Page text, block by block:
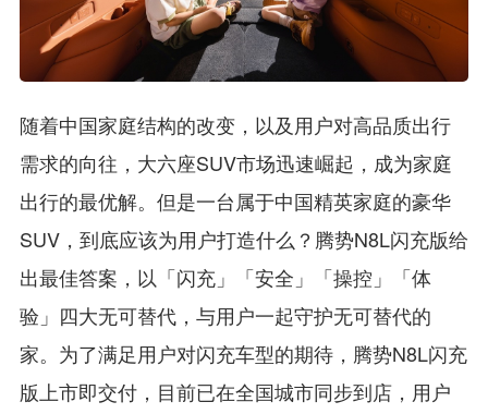
随着中国家庭结构的改变，以及用户对高品质出行
需求的向往，大六座SUV市场迅速崛起，成为家庭
出行的最优解。但是一台属于中国精英家庭的豪华
SUV，到底应该为用户打造什么？腾势N8L闪充版给
出最佳答案，以「闪充」「安全」「操控」「体
验」四大无可替代，与用户一起守护无可替代的
家。为了满足用户对闪充车型的期待，腾势N8L闪充
版上市即交付，目前已在全国城市同步到店，用户